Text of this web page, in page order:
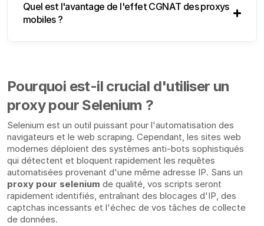
Quel est l'avantage de l'effet CGNAT des proxys
mobiles ?
Pourquoi est-il crucial d'utiliser un
proxy pour Selenium ?
Selenium est un outil puissant pour l'automatisation des
navigateurs et le web scraping. Cependant, les sites web
modernes déploient des systèmes anti-bots sophistiqués
qui détectent et bloquent rapidement les requêtes
automatisées provenant d'une même adresse IP. Sans un
proxy pour selenium de qualité, vos scripts seront
rapidement identifiés, entraînant des blocages d'IP, des
captchas incessants et l'échec de vos tâches de collecte
de données.